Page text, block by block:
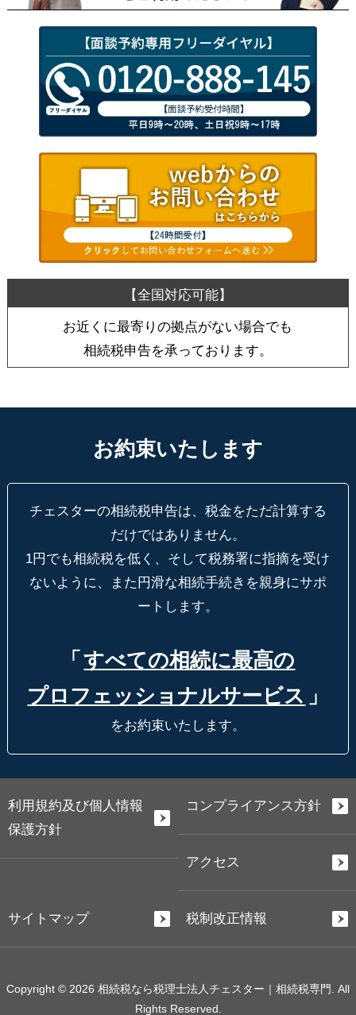
お近くに最寄りの拠点がない場合でも
相続税申告を承っております。
お約束いたします
チェスターの相続税申告は、税金をただ計算する
だけではありません。
1円でも相続税を低く、そして税務署に指摘を受け
ないように、
また円滑な相続手続きを親身にサポ
ートします。
「 すべての相続に最高の
プロフェッショナルサービス 」
をお約束いたします。
利用規約及び個人情報
保護方針
コンプライアンス方針
アクセス
サイトマップ 税制改正情報
Copyright © 2026 相続税なら税理士法人チェスター｜相続税専門. All
Rights Reserved.